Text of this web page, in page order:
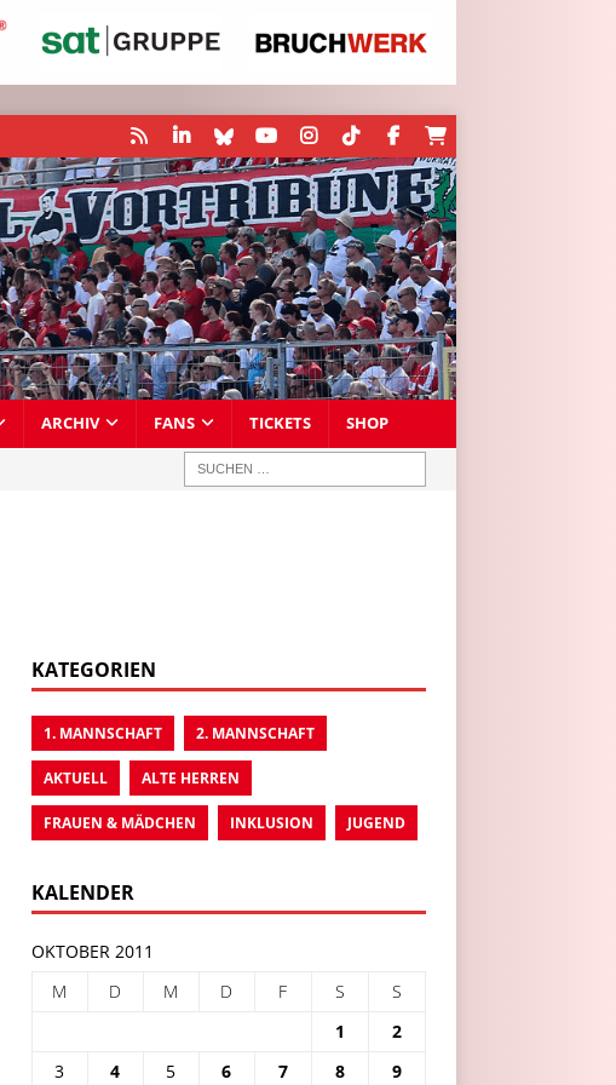
ARCHIV FANS TICKETS SHOP
KATEGORIEN
1. MANNSCHAFT 2. MANNSCHAFT
AKTUELL ALTE HERREN
FRAUEN & MÄDCHEN INKLUSION JUGEND
KALENDER
OKTOBER 2011
M
D M D F S
S
1
2
3
4 5 6 7 8 9